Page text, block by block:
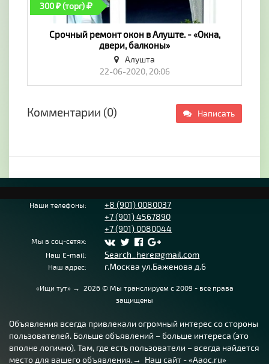
300 ₽ (торг)
Срочный ремонт окон в Алуште. - «Окна,
двери, балконы»
Алушта
22-06-2020, 20:06
Комментарии (0) Написать
Наши телефоны:
+8 (901) 0080037
+7 (901) 4567890
+7 (901) 0080044
Мы в соц-сетях:
Наш E-mail:
Search_here@gmail.com
Наш адрес: г.Москва ул.Баженова д.6
«Ищи тут» → 2026© Мы транслируем с 2009 - все права
защищены
Объявления всегда привлекали огромный интерес со стороны
пользователей. Больше объявлений – больше интереса (это
вполне логично). Там, где есть пользователи – всегда найдется
место для вашего объявления.→ Наш сайт - «Aaoc.ru»